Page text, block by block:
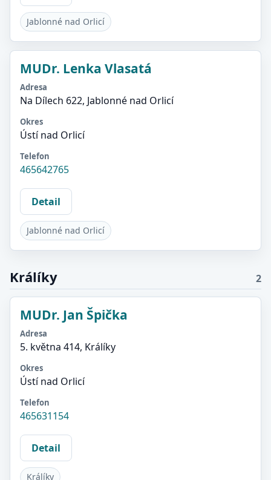
Jablonné nad Orlicí
MUDr. Lenka Vlasatá
Adresa
Na Dílech 622, Jablonné nad Orlicí
Okres
Ústí nad Orlicí
Telefon
465642765
Detail
Jablonné nad Orlicí
Králíky 2
MUDr. Jan Špička
Adresa
5. května 414, Králíky
Okres
Ústí nad Orlicí
Telefon
465631154
Detail
Králíky